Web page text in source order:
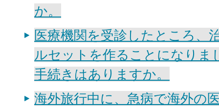
か。
医療機関を受診したところ、
ルセットを作ることになりま
手続きはありますか。
海外旅行中に、急病で海外の